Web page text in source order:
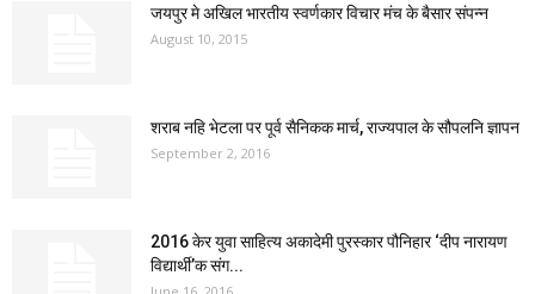
जयपुर मे अखिल भारतीय स्वर्णकार विचार मंच के बैसार संपन्न
August 10, 2015
शराब नहि भेटला पर पूर्व सैनिकक मार्च, राज्यपाल के सौपलनि ज्ञापन
September 2, 2016
2016 केर युवा साहित्य अकादेमी पुरस्कार पौनिहार ‘दीप नारायण
विद्यार्थी’क संग...